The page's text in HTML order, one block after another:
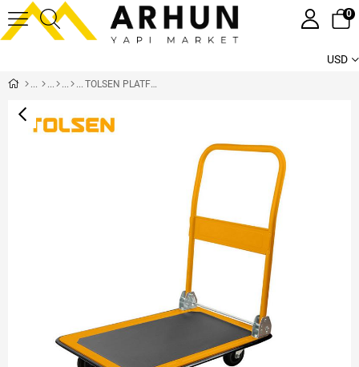
USD
0
TOLSEN PLATFORMLU EL ARABASI 300 KG